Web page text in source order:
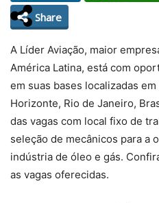
Share
A Líder Aviação, maior
América Latina, está com
em suas bases localizadas
Horizonte, Rio de Janeiro,
das vagas com local fixo de
seleção de mecânicos para a
indústria de óleo e gás.
as vagas oferecidas.